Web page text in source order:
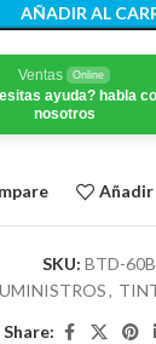
AÑADIR AL
Ventas Online
ayuda? habla
nosotros
Añadir
SKU: BTD-
,
Share: